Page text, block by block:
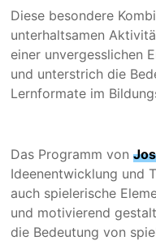
Diese besondere
unterhaltsamen
einer unvergesslichen
und unterstrich die
Lernformate im
Das Programm von
Ideenentwicklung und
auch spielerische
und motivierend
die Bedeutung von